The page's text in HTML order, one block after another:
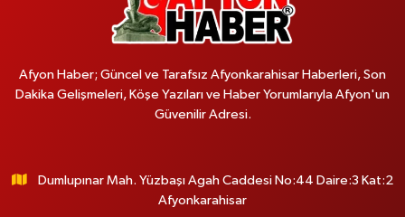
Afyon Haber; Güncel ve Tarafsız Afyonkarahisar Haberleri, Son
Dakika Gelişmeleri, Köşe Yazıları ve Haber Yorumlarıyla Afyon'un
Güvenilir Adresi.
Dumlupınar Mah. Yüzbaşı Agah Caddesi No:44 Daire:3 Kat:2
Afyonkarahisar